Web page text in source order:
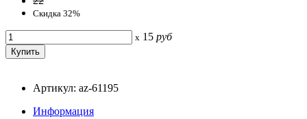
Скидка 32%
x 15 руб
Артикул: az-61195
Информация